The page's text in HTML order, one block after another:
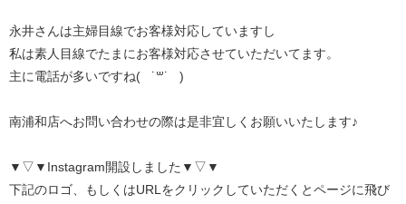
永井さんは主婦目線でお客様対応していますし
私は素人目線でたまにお客様対応させていただいてます。
主に電話が多いですね( ˙꒳​˙ )
南浦和店へお問い合わせの際は是非宜しくお願いいたします♪
▼▽▼Instagram開設しました▼▽▼
下記のロゴ、もしくはURLをクリックしていただくとページに飛び